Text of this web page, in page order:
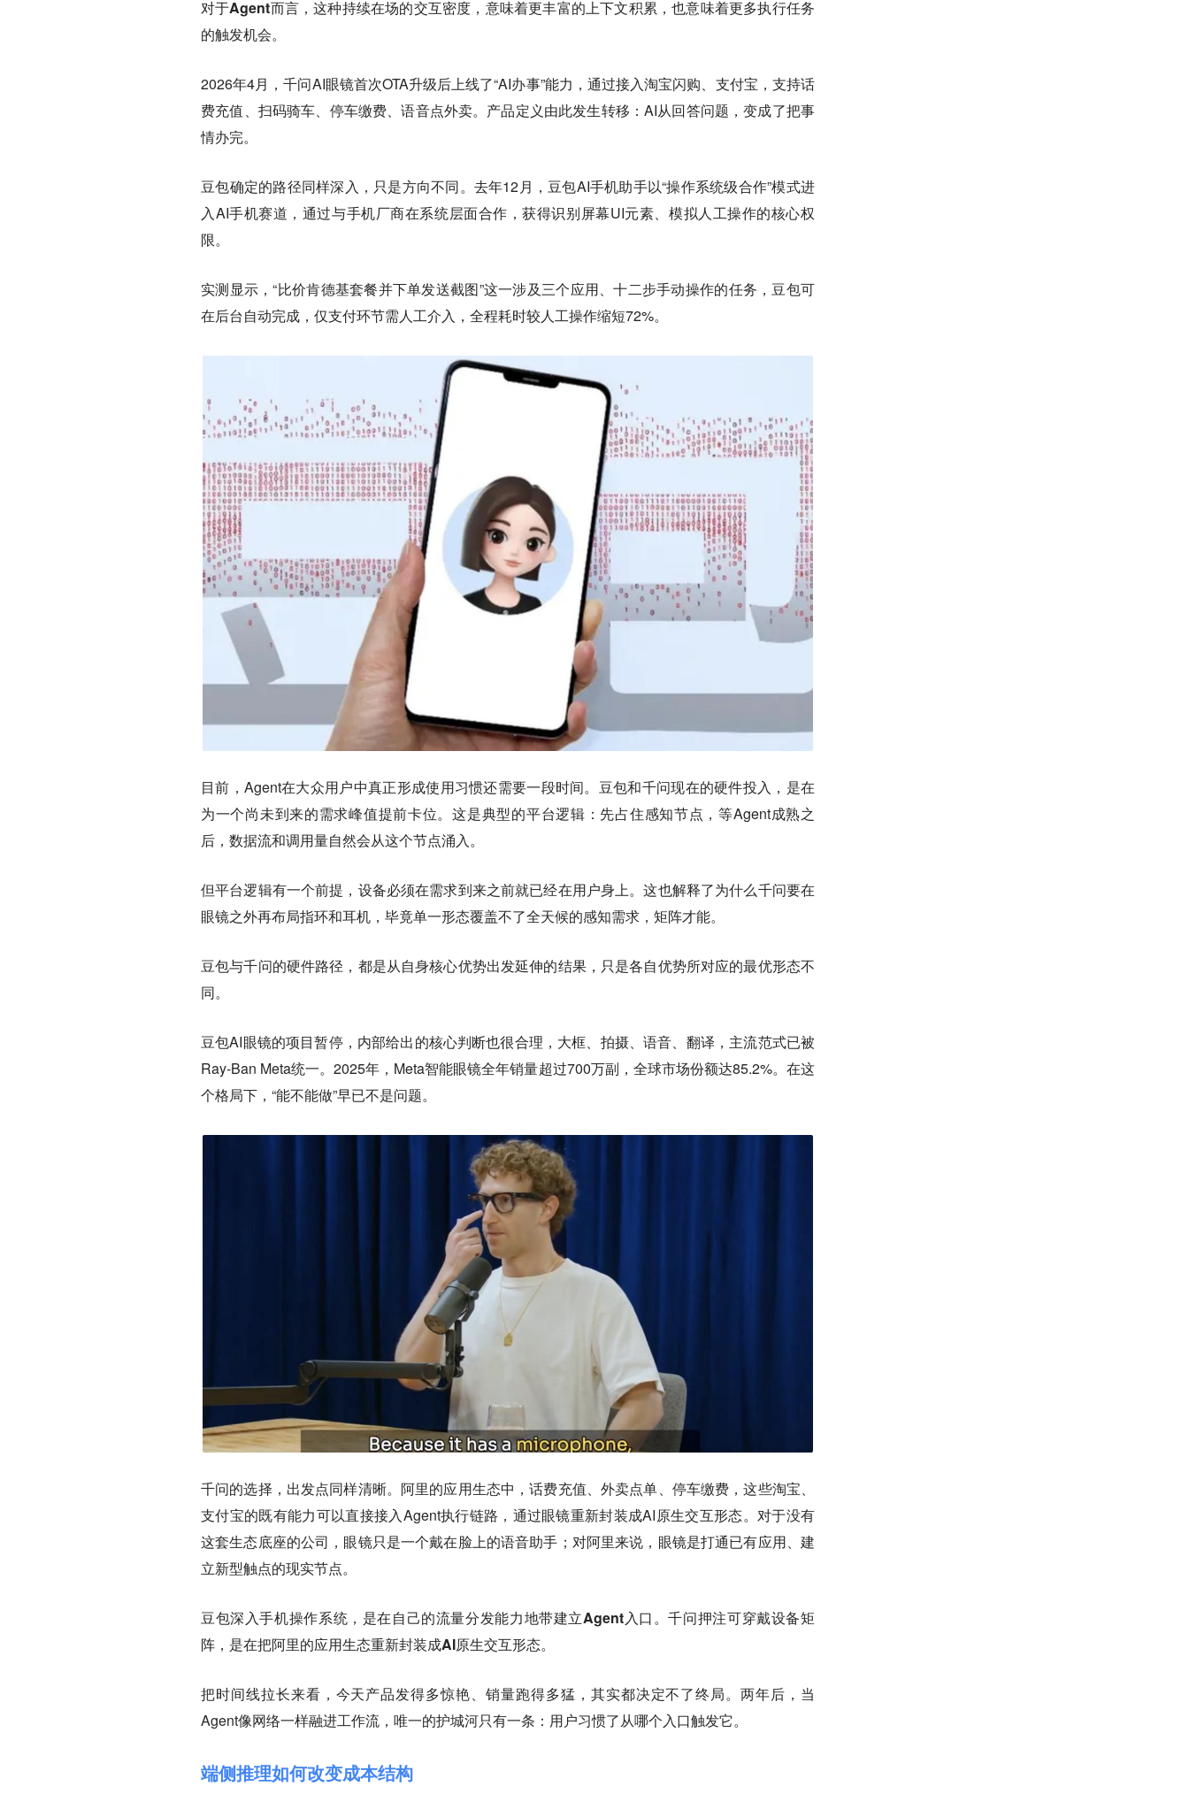
对于Agent而言，这种持续在场的交互密度，意味着更丰富的上下文积累，也意味着更多执行任务
的触发机会。
2026年4月，千问AI眼镜首次OTA升级后上线了“AI办事”能力，通过接入淘宝闪购、支付宝，支持话
费充值、扫码骑车、停车缴费、语音点外卖。产品定义由此发生转移：AI从回答问题，变成了把事
情办完。
豆包确定的路径同样深入，只是方向不同。去年12月，豆包AI手机助手以“操作系统级合作”模式进
入AI手机赛道，通过与手机厂商在系统层面合作，获得识别屏幕UI元素、模拟人工操作的核心权
限。
实测显示，“比价肯德基套餐并下单发送截图”这一涉及三个应用、十二步手动操作的任务，豆包可
在后台自动完成，仅支付环节需人工介入，全程耗时较人工操作缩短72%。
目前，Agent在大众用户中真正形成使用习惯还需要一段时间。豆包和千问现在的硬件投入，是在
为一个尚未到来的需求峰值提前卡位。这是典型的平台逻辑：先占住感知节点，等Agent成熟之
后，数据流和调用量自然会从这个节点涌入。
但平台逻辑有一个前提，设备必须在需求到来之前就已经在用户身上。这也解释了为什么千问要在
眼镜之外再布局指环和耳机，毕竟单一形态覆盖不了全天候的感知需求，矩阵才能。
豆包与千问的硬件路径，都是从自身核心优势出发延伸的结果，只是各自优势所对应的最优形态不
同。
豆包AI眼镜的项目暂停，内部给出的核心判断也很合理，大框、拍摄、语音、翻译，主流范式已被
Ray-Ban Meta统一。2025年，Meta智能眼镜全年销量超过700万副，全球市场份额达85.2%。在这
个格局下，“能不能做”早已不是问题。
千问的选择，出发点同样清晰。阿里的应用生态中，话费充值、外卖点单、停车缴费，这些淘宝、
支付宝的既有能力可以直接接入Agent执行链路，通过眼镜重新封装成AI原生交互形态。对于没有
这套生态底座的公司，眼镜只是一个戴在脸上的语音助手；对阿里来说，眼镜是打通已有应用、建
立新型触点的现实节点。
豆包深入手机操作系统，是在自己的流量分发能力地带建立Agent入口。千问押注可穿戴设备矩
阵，是在把阿里的应用生态重新封装成AI原生交互形态。
把时间线拉长来看，今天产品发得多惊艳、销量跑得多猛，其实都决定不了终局。两年后，当
Agent像网络一样融进工作流，唯一的护城河只有一条：用户习惯了从哪个入口触发它。
端侧推理如何改变成本结构